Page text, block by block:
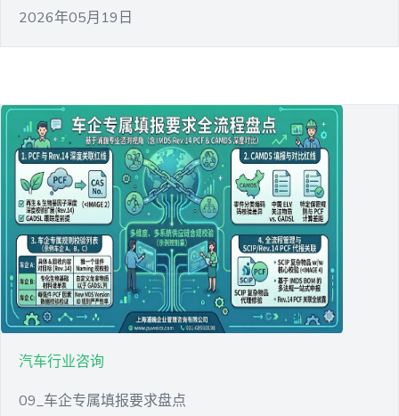
2026年05月19日
汽车行业咨询
09_车企专属填报要求盘点